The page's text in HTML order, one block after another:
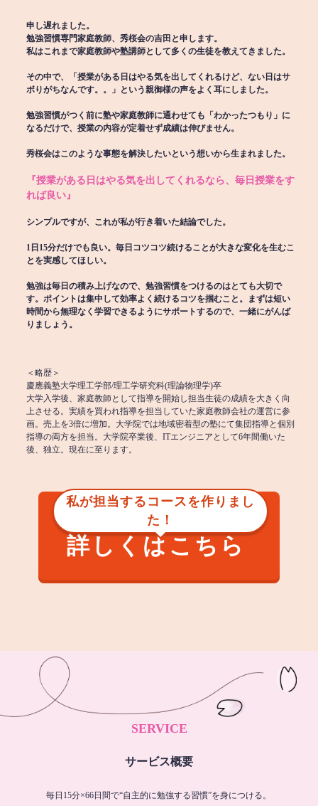
申し遅れました。
勉強習慣専門家庭教師、秀桜会の吉田と申します。
私はこれまで家庭教師や塾講師として多くの生徒を教えてきました。
その中で、「授業がある日はやる気を出してくれるけど、ない日はサ
ボりがちなんです。。」という親御様の声をよく耳にしました。
勉強習慣がつく前に塾や家庭教師に通わせても「わかったつもり」に
なるだけで、授業の内容が定着せず成績は伸びません。
秀桜会はこのような事態を解決したいという想いから生まれました。
『授業がある日はやる気を出してくれるなら、毎日授業をす
れば良い』
シンプルですが、これが私が行き着いた結論でした。
1日15分だけでも良い。毎日コツコツ続けることが大きな変化を生むこ
とを実感してほしい。
勉強は毎日の積み上げなので、勉強習慣をつけるのはとても大切で
す。ポイントは集中して効率よく続けるコツを掴むこと。まずは短い
時間から無理なく学習できるようにサポートするので、一緒にがんば
りましょう。
＜略歴＞
慶應義塾大学理工学部/理工学研究科(理論物理学)卒
大学入学後、家庭教師として指導を開始し担当生徒の成績を大きく向
上させる。実績を買われ指導を担当していた家庭教師会社の運営に参
画。売上を3倍に増加。大学院では地域密着型の塾にて集団指導と個別
指導の両方を担当。大学院卒業後、ITエンジニアとして6年間働いた
後、独立。現在に至ります。
私が担当するコースを作りまし
た！
詳しくはこちら
SERVICE
サービス概要
毎日15分×66日間で“自主的に勉強する習慣”を身につける。